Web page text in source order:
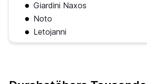
Giardini Naxos
Noto
Letojanni